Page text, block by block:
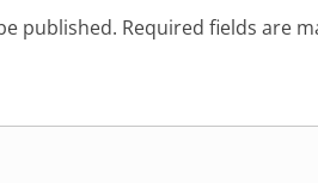
published. Required fields are